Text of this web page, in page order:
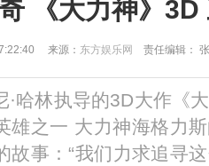
《大力神》3D
来源： 东方娱乐网 责任编辑：
·哈林执导的3D大作《
雄之一 大力神海格力
故事：“我们力求追寻